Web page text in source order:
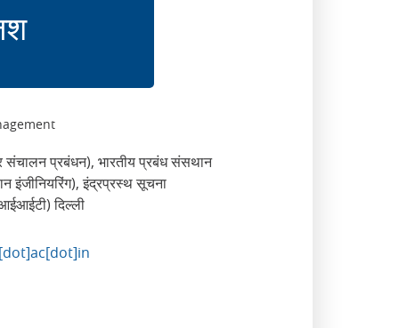
संचालन प्रबंधन), भारतीय प्रबंध संसथान
इंजीनियरिंग), इंद्रप्रस्थ सूचना
दिल्ली